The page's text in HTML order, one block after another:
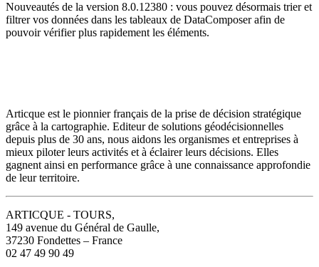
Nouveautés de la version 8.0.12380 : vous pouvez désormais trier et
filtrer vos données dans les tableaux de DataComposer afin de
pouvoir vérifier plus rapidement les éléments.
Articque est le pionnier français de la prise de décision stratégique
grâce à la cartographie. Editeur de solutions géodécisionnelles
depuis plus de 30 ans, nous aidons les organismes et entreprises à
mieux piloter leurs activités et à éclairer leurs décisions. Elles
gagnent ainsi en performance grâce à une connaissance approfondie
de leur territoire.
ARTICQUE - TOURS,
149 avenue du Général de Gaulle,
37230 Fondettes – France
02 47 49 90 49